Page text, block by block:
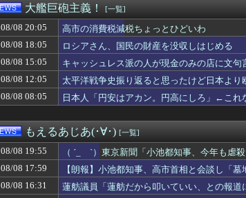
【驚愕】悠仁さまがもう19歳という事実…初の「おことば
【京都大病院】誤って正常脳幹を摘出された女性､重篤な植
アラブ首長国連邦「秋田市に2兆円の超巨大データセンター
新婚だけど好きな人ができたかも知れない
安かったからGANTZ全巻買ったんだがｗｗｗｗｗｗｗｗｗ
👴"テレビ大好き"高齢者の｢テレビ離れ｣が始まった…10代
【悲報】コカコーラ240円、ジョージ180円、9月1日出荷
「宝くじの1番賢い買い方」←これｗｗｗｗｗ
【東大】2年連続赤字へ 「貯金」数年で枯渇、研究者の
”サ終” 相次ぐスマホゲーム、倒産も急増 過去最多ペース
日本赤十字社、韓国の緊急要請に応じ超希少血液「Jr(a-)」
日本人はBYDの軽EV「ラッコ」をどう見ているのか？…中
”サ終” 相次ぐスマホゲーム、倒産も急増 過去最多ペース
高市首相が経歴詐称していると確信した某映画評論家、「
【悲報】ﾈｯﾄ民「正規ディーラーで車検を頼んだら担当整
大艦巨砲主義！ [一覧]
08/08 20:05
高市の消費税減税ちょっとひどいわ
08/08 18:05
ロシアさん、国民の財産を没収しはじめる
08/08 15:05
キャッシュレス派の人が現金のみの店に文句
08/08 12:05
太平洋戦争史振り返ると思ったけど日本より
08/08 08:05
日本人「円安はアカン。円高にしろ」←これ
もえるあじあ(･∀･) [一覧]
08/08 19:55
（ ´_ゝ`）東京新聞「小池都知事、今年も虐
08/08 17:59
【朗報】小池都知事、高市首相と会談し「
致
08/08 16:31
蓮舫議員「蓮舫だから叩いていい、との報道